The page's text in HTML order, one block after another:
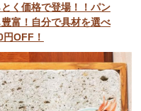
く価格で登場！！パン
富！自分で具材を選べ
OFF！